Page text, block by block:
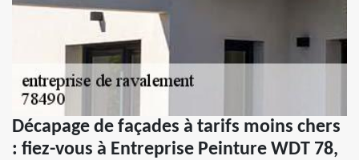
Décapage de façades à tarifs moins chers
: fiez-vous à Entreprise Peinture WDT 78,